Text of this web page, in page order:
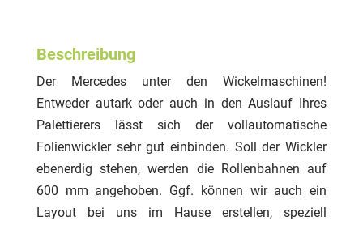
Beschreibung
Der Mercedes unter den Wickelmaschinen!
Entweder autark oder auch in den Auslauf Ihres
Palettierers lässt sich der vollautomatische
Folienwickler sehr gut einbinden. Soll der Wickler
ebenerdig stehen, werden die Rollenbahnen auf
600 mm angehoben. Ggf. können wir auch ein
Layout bei uns im Hause erstellen, speziell